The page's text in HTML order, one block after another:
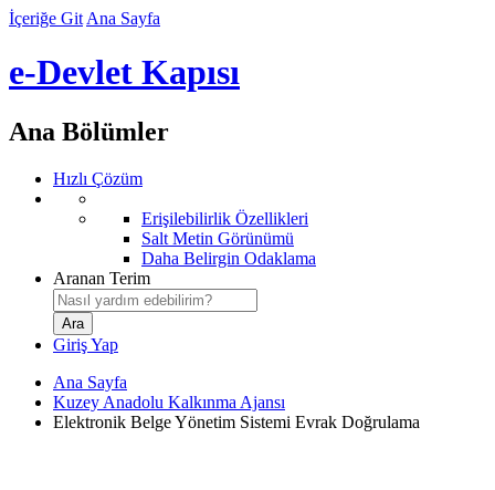
İçeriğe Git Ana Sayfa
e-Devlet Kapısı
Ana Bölümler
Hızlı Çözüm
Erişilebilirlik Özellikleri
Salt Metin Görünümü
Daha Belirgin Odaklama
Aranan Terim
Giriş Yap
Ana Sayfa
Kuzey Anadolu Kalkınma Ajansı
Elektronik Belge Yönetim Sistemi Evrak Doğrulama